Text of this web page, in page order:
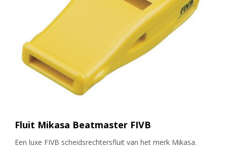
Fluit Mikasa Beatmaster FIVB
Een luxe FIVB scheidsrechtersfluit van het merk Mikasa.